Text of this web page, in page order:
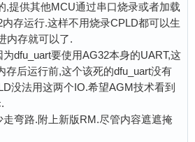
,提供其他MCU通过串口烧录或者加载
存运行.这样不用烧录CPLD都可以生
内存就可以了.
dfu_uart要使用AG32本身的UART,这
存后运行前,这个该死的dfu_uart没有
没法用这两个IO.希望AGM技术看到
弯路.附上新版RM.尽管内容遮遮掩